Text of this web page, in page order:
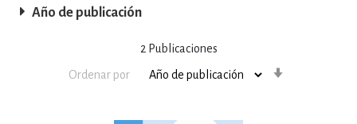
2 Publicaciones
Ordenar por
Año de publicación